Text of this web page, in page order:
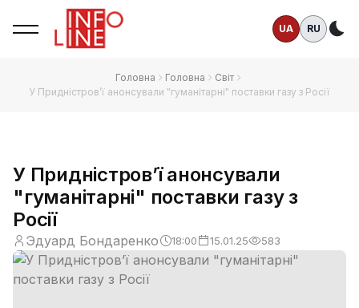
UA RU
Головна Головна
Світ
У Придністров’ї анонсували "гуманітарні" поставки газу з Росії
У Придністров’ї анонсували
"гуманітарні" поставки газу з
Росії
Эдуард Бондаренко 18:00 15.01.25 583